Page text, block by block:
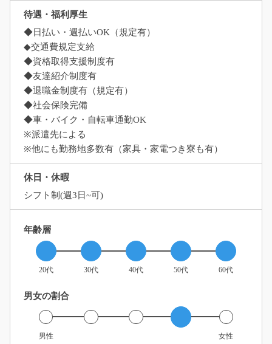
待遇・福利厚生
◆日払い・週払いOK（規定有）
◆交通費規定支給
◆資格取得支援制度有
◆友達紹介制度有
◆退職金制度有（規定有）
◆社会保険完備
◆車・バイク・自転車通勤OK
※派遣先による
※他にも勤務地多数有（家具・家電つき寮も有）
休日・休暇
シフト制(週3日~可)
年齢層
20代 30代 40代 50代 60代
男女の割合
男性 女性